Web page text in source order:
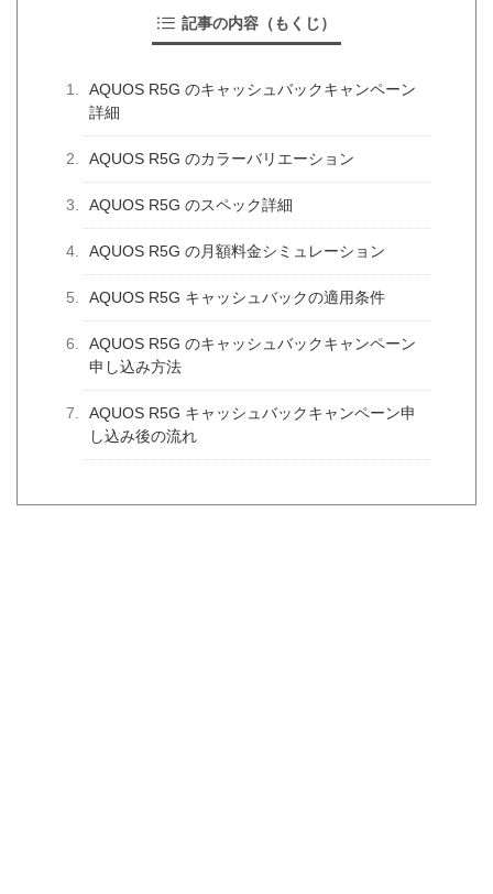
記事の内容（もくじ）
AQUOS R5G のキャッシュバックキャンペーン
詳細
AQUOS R5G のカラーバリエーション
AQUOS R5G のスペック詳細
AQUOS R5G の月額料金シミュレーション
AQUOS R5G キャッシュバックの適用条件
AQUOS R5G のキャッシュバックキャンペーン
申し込み方法
AQUOS R5G キャッシュバックキャンペーン申
し込み後の流れ